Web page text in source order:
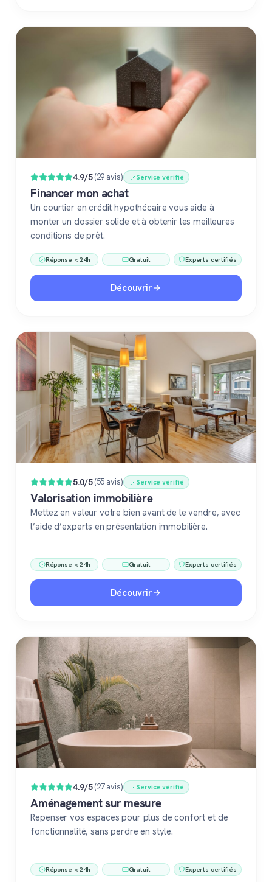
4.9/5(29 avis) Service vérifié
Financer mon achat
Un courtier en crédit hypothécaire vous aide à
monter un dossier solide et à obtenir les meilleures
conditions de prêt.
Réponse < 24h Gratuit Experts certifiés
Découvrir
5.0/5(55 avis) Service vérifié
Valorisation immobilière
Mettez en valeur votre bien avant de le vendre, avec
l’aide d’experts en présentation immobilière.
Réponse < 24h Gratuit Experts certifiés
Découvrir
4.9/5(27 avis) Service vérifié
Aménagement sur mesure
Repenser vos espaces pour plus de confort et de
fonctionnalité, sans perdre en style.
Réponse < 24h Gratuit Experts certifiés